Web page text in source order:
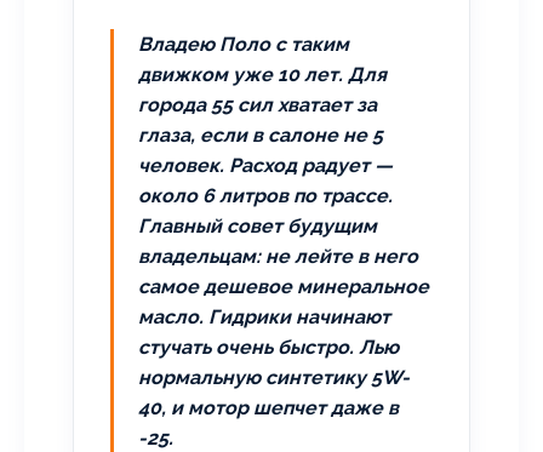
Владею Поло с таким
движком уже 10 лет. Для
города 55 сил хватает за
глаза, если в салоне не 5
человек. Расход радует —
около 6 литров по трассе.
Главный совет будущим
владельцам: не лейте в него
самое дешевое минеральное
масло. Гидрики начинают
стучать очень быстро. Лью
нормальную синтетику 5W-
40, и мотор шепчет даже в
-25.